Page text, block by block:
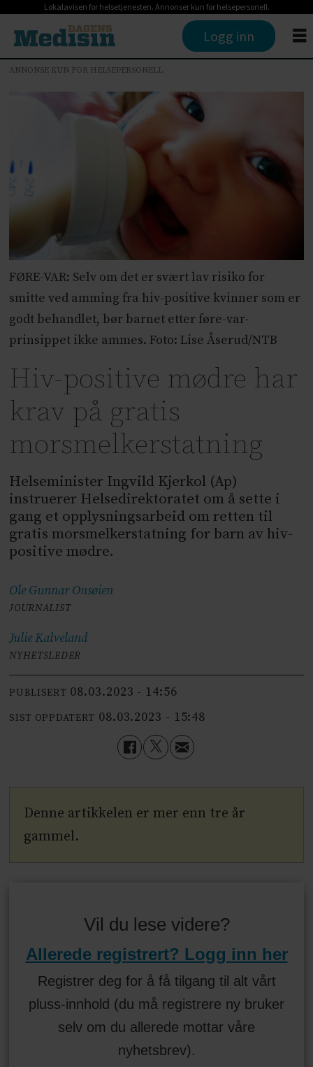
Lokalavisen for helsetjenesten. Annonser kun for helsepersonell.
Logg inn
ANNONSE KUN FOR HELSEPERSONELL
FØRE-VAR: Selv om det er svært lav risiko for
smitte ved amming fra hiv-positive kvinner som er
godt behandlet, bør barnet etter føre-var-
prinsippet ikke ammes. Foto: Lise Åserud/NTB
Hiv-positive mødre har
krav på gratis
morsmelkerstatning
Helseminister Ingvild Kjerkol (Ap)
instruerer Helsedirektoratet om å sette i
gang et opplysningsarbeid om retten til
gratis morsmelkerstatning for barn av hiv-
positive mødre.
Ole Gunnar Onsøien
JOURNALIST
JulieKalveland
NYHETSLEDER
PUBLISERT 08.03.2023 - 14:56
SIST OPPDATERT 08.03.2023 - 15:48
Denne artikkelen er mer enn tre år
gammel.
Vil du lese videre?
Allerede registrert? Logg inn her
Registrer deg for å få tilgang til alt vårt
pluss-innhold (du må registrere ny bruker
selv om du allerede mottar våre
nyhetsbrev).